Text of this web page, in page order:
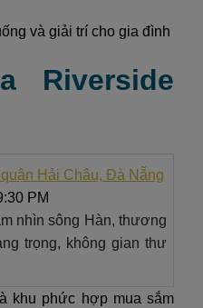
và giải trí cho gia đình
Riverside
Hải Châu, Đà Nẵng
PM
nhìn sông Hàn, thương
trọng, không gian thư
khu phức hợp mua sắm